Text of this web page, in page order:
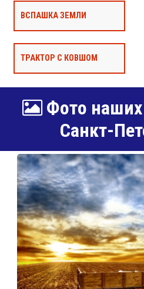
ВСПАШКА ЗЕМЛИ
ТРАКТОР С КОВШОМ
Фото наших
Санкт-